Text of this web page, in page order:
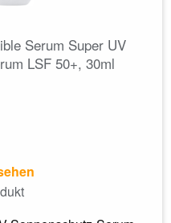
Serum Super UV
LSF 50+, 30ml